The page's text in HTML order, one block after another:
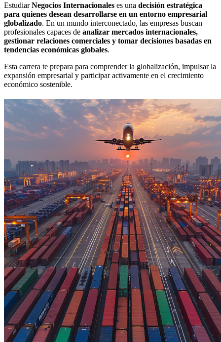
EstudiarNegocios Internacionales es una decisión estratégica
para quienes desean desarrollarse en un entorno empresarial
globalizado. En un mundo interconectado, las empresas buscan
profesionales capaces de analizar mercados internacionales,
gestionar relaciones comerciales y tomar decisiones basadas en
tendencias económicas globales.
Esta carrera te prepara para comprender la globalización, impulsar la
expansión empresarial y participar activamente en el crecimiento
económico sostenible.